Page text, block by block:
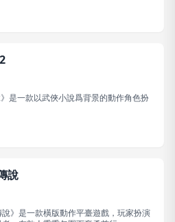
》是一款以武俠小說爲背景的動作角色扮
說
說》是一款橫版動作平臺遊戲，玩家扮演